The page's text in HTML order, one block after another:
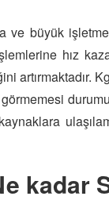
ve büyük
hız
artırmaktadır.
kadar